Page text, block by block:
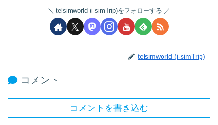
telsimworld (i-simTrip)をフォローする
telsimworld (i-simTrip)
コメント
コメントを書き込む